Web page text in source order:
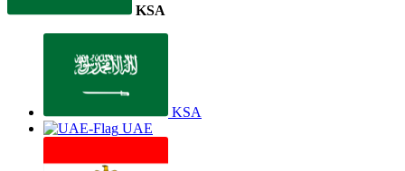
KSA
KSA
UAE